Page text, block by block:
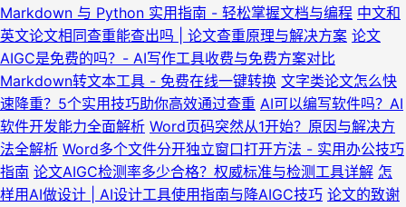
Markdown 与 Python 实用指南 - 轻松掌握文档与编程 中文和
英文论文相同查重能查出吗 | 论文查重原理与解决方案 论文
AIGC是免费的吗？- AI写作工具收费与免费方案对比
Markdown转文本工具 - 免费在线一键转换 文字类论文怎么快
速降重？5个实用技巧助你高效通过查重 AI可以编写软件吗？AI
软件开发能力全面解析 Word页码突然从1开始？原因与解决方
法全解析 Word多个文件分开独立窗口打开方法 - 实用办公技巧
指南 论文AIGC检测率多少合格？权威标准与检测工具详解 怎
样用AI做设计 | AI设计工具使用指南与降AIGC技巧 论文的致谢